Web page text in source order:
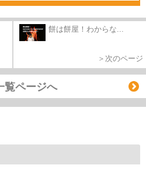
餅は餅屋！わからな...
＞次のページ
覧ページへ